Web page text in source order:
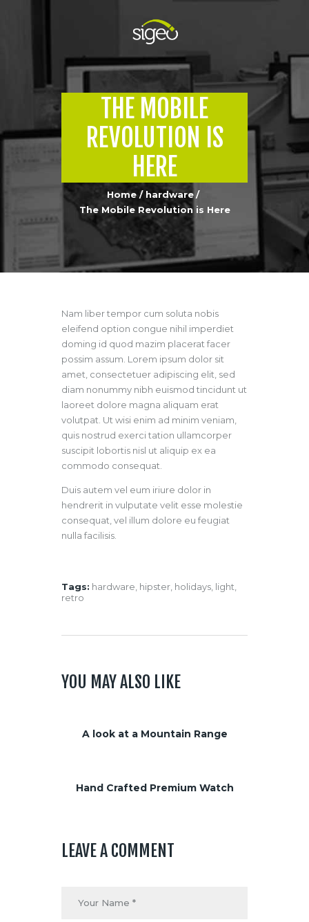
THE MOBILE
REVOLUTION IS
HERE
Home
hardware
The Mobile Revolution is Here
CHI SIAMO
COSA FACCIAMO
PORTFOLIO
EQUIPAGGIAMENTO
Nam liber tempor cum soluta nobis
eleifend option congue nihil imperdiet
doming id quod mazim placerat facer
possim assum. Lorem ipsum dolor sit
amet, consectetuer adipiscing elit, sed
diam nonummy nibh euismod tincidunt ut
laoreet dolore magna aliquam erat
volutpat. Ut wisi enim ad minim veniam,
quis nostrud exerci tation ullamcorper
suscipit lobortis nisl ut aliquip ex ea
commodo consequat.
Duis autem vel eum iriure dolor in
hendrerit in vulputate velit esse molestie
consequat, vel illum dolore eu feugiat
nulla facilisis.
Tags: hardware hipster holidays light
retro
YOU MAY ALSO LIKE
A look at a Mountain Range
Hand Crafted Premium Watch
LEAVE A COMMENT